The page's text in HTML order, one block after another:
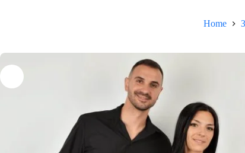
Home